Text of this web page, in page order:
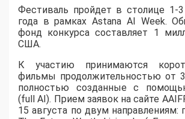
​Фестиваль пройдет в столице 1-
года в рамках Astana AI Week.
фонд конкурса составляет 1
США.
К участию принимаются
фильмы продолжительностью от
полностью созданные с
(full AI). Прием заявок на сайте
15 августа по двум направлениям: